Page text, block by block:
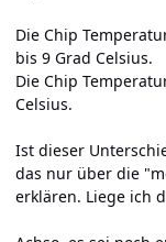
Die Chip
bis 9 Grad Celsius.
Die Chip
Celsius.
Ist dieser
das nur über die
erklären. Liege ich